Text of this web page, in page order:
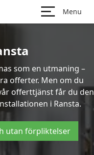
Menu
som en utmaning –
offerter. Men om du
offerttjänst får du den
i Ransta.
utan förpliktelser